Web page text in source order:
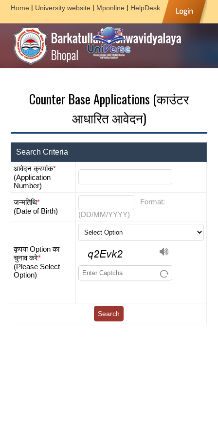
Home | University website | Mponline | HelpDesk
Counter Base Applications (काउंटर
आधारित आवेदन)
Search Criteria
आवेदन क्रमांक*
(Application
Number)
जन्मतिथि*
(Date of Birth)
Format:
(DD/MM/YYYY)
कृपया Option का
चुनाव करे*
(Please Select
Option)